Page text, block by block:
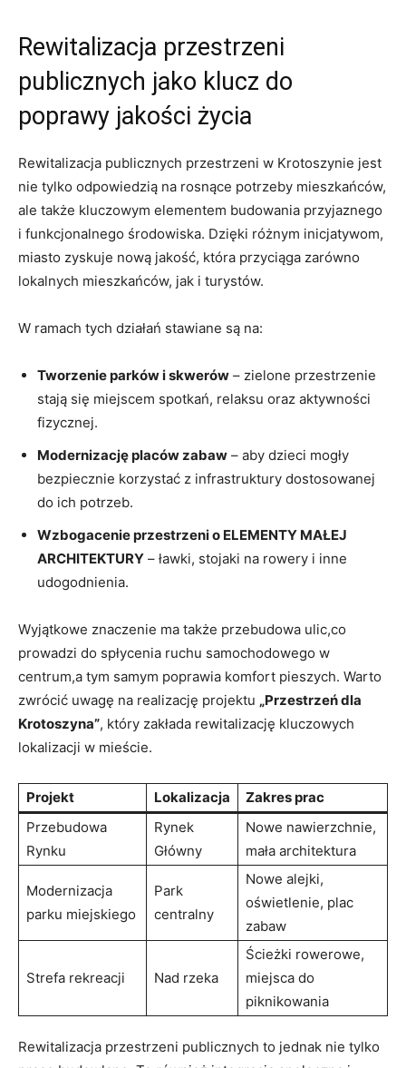
Rewitalizacja przestrzeni
publicznych jako klucz do
poprawy jakości życia
Rewitalizacja publicznych przestrzeni w Krotoszynie jest
nie tylko odpowiedzią na rosnące potrzeby mieszkańców,
ale także kluczowym elementem budowania przyjaznego
i funkcjonalnego środowiska. Dzięki różnym inicjatywom,
miasto zyskuje nową jakość, która przyciąga zarówno
lokalnych mieszkańców, jak i turystów.
W ramach tych działań stawiane są na:
Tworzenie parków i skwerów – zielone przestrzenie
stają się miejscem spotkań, relaksu oraz aktywności
fizycznej.
Modernizację placów zabaw – aby dzieci mogły
bezpiecznie korzystać z infrastruktury dostosowanej
do ich potrzeb.
Wzbogacenie przestrzeni o ELEMENTY MAŁEJ
ARCHITEKTURY – ławki, stojaki na rowery i inne
udogodnienia.
Wyjątkowe znaczenie ma także przebudowa ulic,co
prowadzi do spłycenia ruchu samochodowego w
centrum,a tym samym poprawia komfort pieszych. Warto
zwrócić uwagę na realizację projektu „Przestrzeń dla
Krotoszyna”, który zakłada rewitalizację kluczowych
lokalizacji w mieście.
Projekt Lokalizacja
Zakres prac
Przebudowa
Rynku
Rynek
Główny
Nowe nawierzchnie,
mała architektura
Modernizacja
parku miejskiego
Park
centralny
Nowe alejki,
oświetlenie, plac
zabaw
Strefa rekreacji Nad rzeka
Ścieżki rowerowe,
miejsca do
piknikowania
Rewitalizacja przestrzeni publicznych to jednak nie tylko